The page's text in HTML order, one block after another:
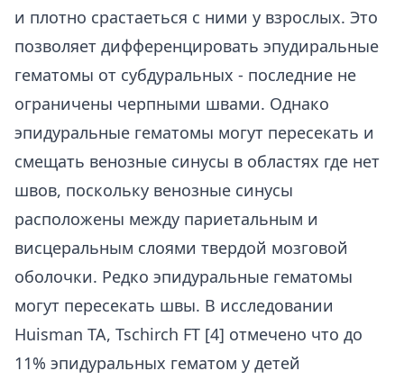
и плотно срастаеться с ними у взрослых. Это
позволяет дифференцировать эпудиральные
гематомы от субдуральных - последние не
ограничены черпными швами. Однако
эпидуральные гематомы могут пересекать и
смещать венозные синусы в областях где нет
швов, поскольку венозные синусы
расположены между париетальным и
висцеральным слоями твердой мозговой
оболочки. Редко эпидуральные гематомы
могут пересекать швы. В исследовании
Huisman TA, Tschirch FT [4] отмечено что до
11% эпидуральных гематом у детей